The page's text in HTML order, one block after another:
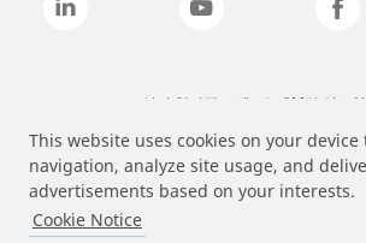
This website uses cookies on your
navigation, analyze site usage, and
advertisements based on your interests.
Cookie Notice
상기 열거된 브랜드는 3M의 상표입